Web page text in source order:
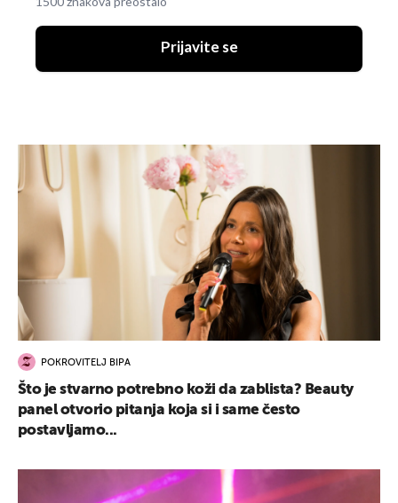
Prijavite se
POKROVITELJ BIPA
Što je stvarno potrebno koži da zablista? Beauty
panel otvorio pitanja koja si i same često
postavljamo...